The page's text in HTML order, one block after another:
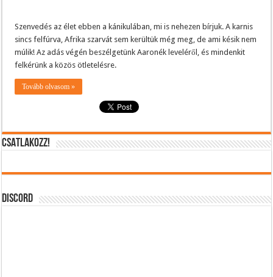
Szenvedés az élet ebben a kánikulában, mi is nehezen bírjuk. A karnis
sincs felfúrva, Afrika szarvát sem kerültük még meg, de ami késik nem
múlik! Az adás végén beszélgetünk Aaronék leveléről, és mindenkit
felkérünk a közös ötletelésre.
Tovább olvasom »
CSATLAKOZZ!
DISCORD